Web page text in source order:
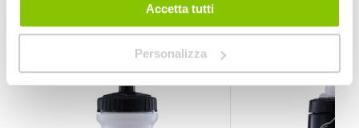
Accetta tutti
Personalizza
POTREBBERO INTERESSARTI